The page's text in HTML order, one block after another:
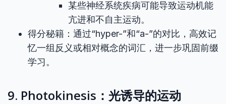
某些神经系统疾病可能导致运动机能
亢进和不自主运动。
得分秘籍：通过“hyper-”和“a-”的对比，高效记
忆一组反义或相对概念的词汇，进一步巩固前缀
学习。
9. Photokinesis：光诱导的运动